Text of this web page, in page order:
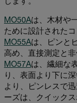
します。
MO50Aは、木材や
ために設計された
MO55Aは、ピンと
高め、直接測定と
MO57Aは、繊細な
り、表面より下に
より、ピンレスで
ーズは、クイック